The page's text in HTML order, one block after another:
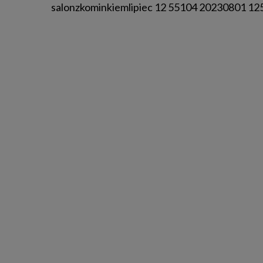
salonzkominkiemlipiec 12 55104 20230801